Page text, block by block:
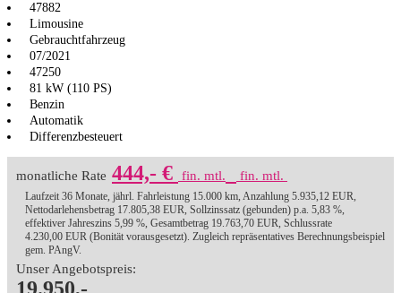
47882
Limousine
Gebrauchtfahrzeug
07/2021
47250
81 kW (110 PS)
Benzin
Automatik
Differenzbesteuert
monatliche Rate 444,- € fin. mtl. fin. mtl.
Laufzeit 36 Monate, jährl. Fahrleistung 15.000 km, Anzahlung 5.935,12 EUR,
Nettodarlehensbetrag 17.805,38 EUR, Sollzinssatz (gebunden) p.a. 5,83 %,
effektiver Jahreszins 5,99 %, Gesamtbetrag 19.763,70 EUR, Schlussrate
4.230,00 EUR (Bonität vorausgesetzt). Zugleich repräsentatives Berechnungsbeispiel
gem. PAngV.
Unser Angebotspreis: